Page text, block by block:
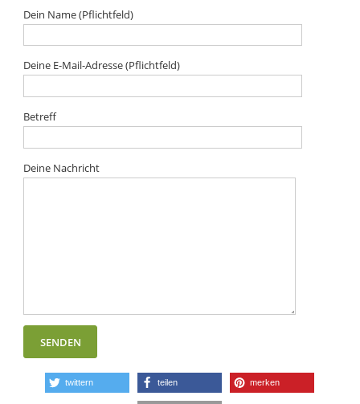
Dein Name (Pflichtfeld)
Deine E-Mail-Adresse (Pflichtfeld)
Betreff
Deine Nachricht
twittern teilen merken